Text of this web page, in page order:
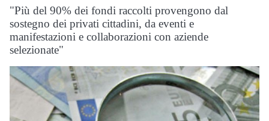
"Più del 90% dei fondi raccolti provengono dal
sostegno dei privati cittadini, da eventi e
manifestazioni e collaborazioni con aziende
selezionate"